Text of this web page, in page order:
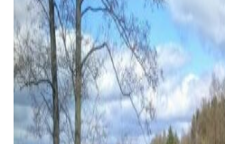
Про нас
Бюджет
Тендери